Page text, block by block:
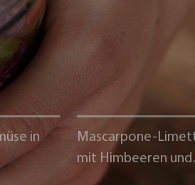
in
Mascarpone-
mit Himbeeren und
Schokoladencrumble